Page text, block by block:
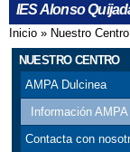
IES Alonso
Se
Inicio » Nuestro Centro
NUESTRO CENTRO
AMPA Dulcinea
Información
Contacta con